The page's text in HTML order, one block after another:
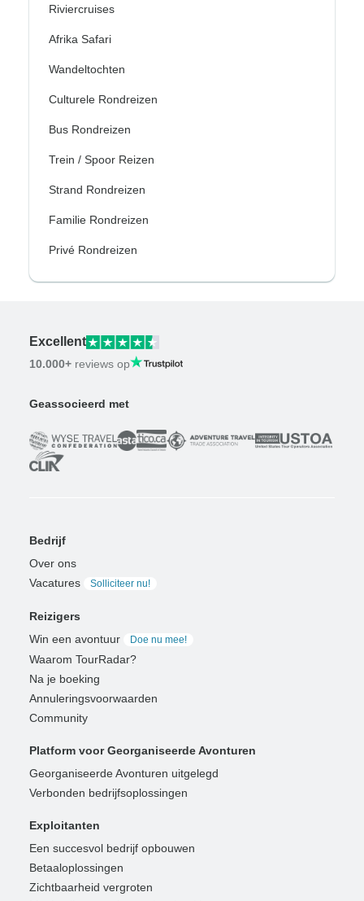
Riviercruises
Afrika Safari
Wandeltochten
Culturele Rondreizen
Bus Rondreizen
Trein / Spoor Reizen
Strand Rondreizen
Familie Rondreizen
Privé Rondreizen
Excellent
10.000+ reviews op
Geassocieerd met
Bedrijf
Over ons
Vacatures
Solliciteer nu!
Reizigers
Win een avontuur
Doe nu mee!
Waarom TourRadar?
Na je boeking
Annuleringsvoorwaarden
Community
Platform voor Georganiseerde Avonturen
Georganiseerde Avonturen uitgelegd
Verbonden bedrijfsoplossingen
Exploitanten
Een succesvol bedrijf opbouwen
Betaaloplossingen
Zichtbaarheid vergroten